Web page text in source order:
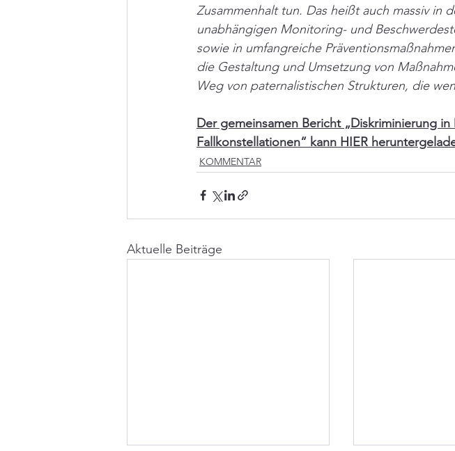
Zusammenhalt tun. Das heißt auch massiv in
unabhängigen Monitoring- und
sowie in umfangreiche
die Gestaltung und Umsetzung von
Weg von paternalistischen Strukturen, die
Der gemeinsamen Bericht „Diskriminierung
Fallkonstellationen“ kann HIER
KOMMENTAR
Aktuelle Beiträge